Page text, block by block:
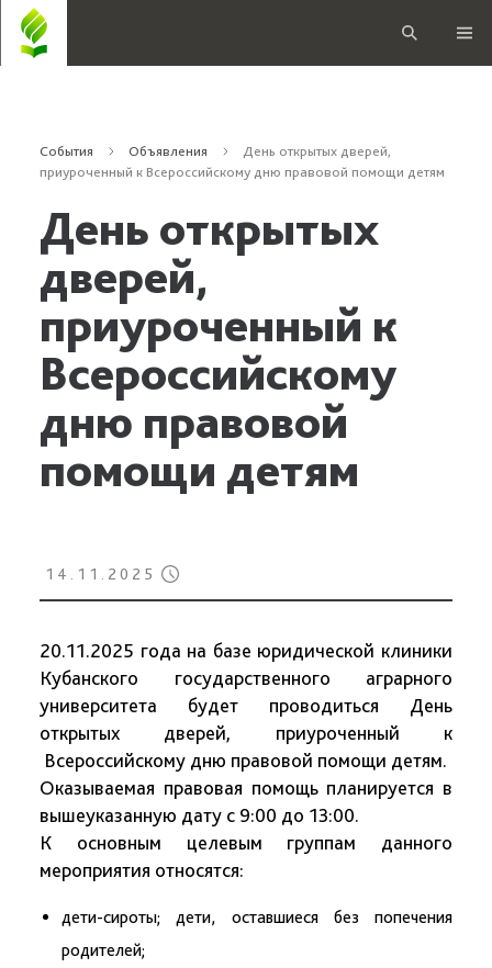
События Объявления
День открытых дверей,
приуроченный к Всероссийскому дню правовой помощи детям
День открытых
дверей,
приуроченный к
Всероссийскому
дню правовой
помощи детям
14.11.2025
20.11.2025 года на базе юридической клиники
Кубанского государственного аграрного
университета будет проводиться День
открытых дверей, приуроченный к
Всероссийскому дню правовой помощи детям.
Оказываемая правовая помощь планируется в
вышеуказанную дату с 9:00 до 13:00.
К основным целевым группам данного
мероприятия относятся:
дети-сироты; дети, оставшиеся без попечения
родителей;